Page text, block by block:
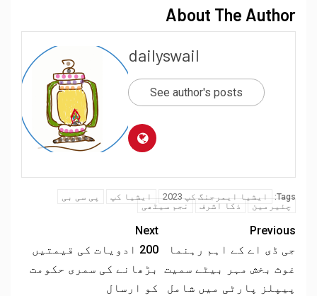
About The Author
dailyswail
See author's posts
Tags: ایشیا ایمرجنگ کپ 2023 ایشیا کپ
پی سی بی
چئیرمین
ذکا اشرف نجم سیٹھی
Previous
جی ڈی اے کے اہم رہنما
غوث بخش مہر بیٹے سمیت
پیپلز پارٹی میں شامل
Next
200 ادویات کی قیمتیں
بڑھانے کی سمری حکومت
کو ارسال